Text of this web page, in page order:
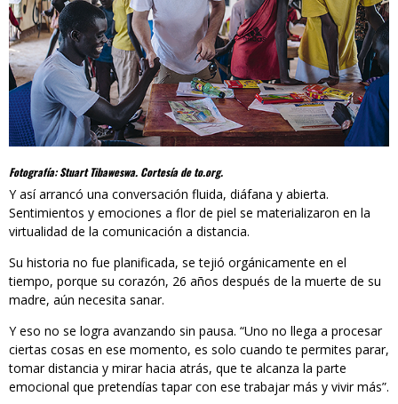
Fotografía: Stuart Tibaweswa. Cortesía de to.org.
Y así arrancó una conversación fluida, diáfana y abierta.
Sentimientos y emociones a flor de piel se materializaron en la
virtualidad de la comunicación a distancia.
Su historia no fue planificada, se tejió orgánicamente en el
tiempo, porque su corazón, 26 años después de la muerte de su
madre, aún necesita sanar.
Y eso no se logra avanzando sin pausa. “Uno no llega a procesar
ciertas cosas en ese momento, es solo cuando te permites parar,
tomar distancia y mirar hacia atrás, que te alcanza la parte
emocional que pretendías tapar con ese trabajar más y vivir más”.